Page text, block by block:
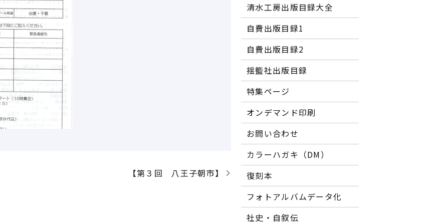
【第３回 八王子朝市】
清水工房出版目録大全
自費出版目録1
自費出版目録2
揺籃社出版目録
特集ページ
オンデマンド印刷
お問い合わせ
カラーハガキ（DM）
復刻本
フォトアルバムデータ化
社史・自叙伝